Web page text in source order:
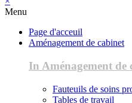
Menu
Page d'acceuil
Aménagement de cabinet
In Aménagement de
Fauteuils de soins
Tables de travail